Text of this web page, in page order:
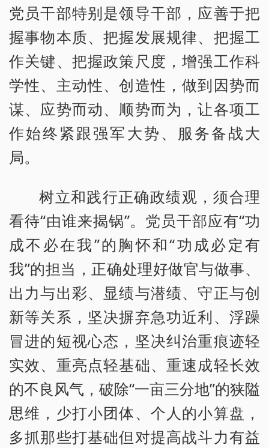
党员干部特别是领导干部，应善于把
握事物本质、把握发展规律、把握工
作关键、把握政策尺度，增强工作科
学性、主动性、创造性，做到因势而
谋、应势而动、顺势而为，让各项工
作始终紧跟强军大势、服务备战大
局。
树立和践行正确政绩观，须合理
看待“由谁来揭锅”。党员干部应有“功
成不必在我”的胸怀和“功成必定有
我”的担当，正确处理好做官与做事、
出力与出彩、显绩与潜绩、守正与创
新等关系，坚决摒弃急功近利、浮躁
冒进的短视心态，坚决纠治重痕迹轻
实效、重亮点轻基础、重速成轻长效
的不良风气，破除“一亩三分地”的狭隘
思维，少打小团体、个人的小算盘，
多抓那些打基础但对提高战斗力有益